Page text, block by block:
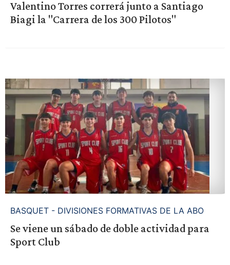
Valentino Torres correrá junto a Santiago
Biagi la "Carrera de los 300 Pilotos"
BASQUET - DIVISIONES FORMATIVAS DE LA ABO
Se viene un sábado de doble actividad para
Sport Club